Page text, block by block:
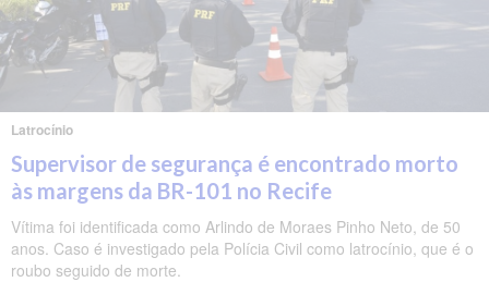
Latrocínio
Supervisor de segurança é encontrado morto
às margens da BR-101 no Recife
Vítima foi identificada como Arlindo de Moraes Pinho Neto, de 50
anos. Caso é investigado pela Polícia Civil como latrocínio, que é o
roubo seguido de morte.